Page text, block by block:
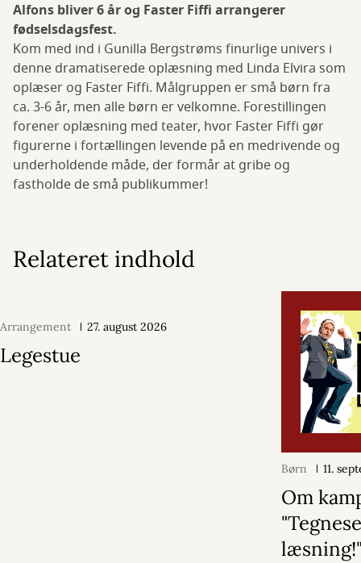
Alfons bliver 6 år og Faster Fiffi arrangerer
fødselsdagsfest.
Kom med ind i Gunilla Bergstrøms finurlige univers i
denne dramatiserede oplæsning med Linda Elvira som
oplæser og Faster Fiffi. Målgruppen er små børn fra
ca. 3-6 år, men alle børn er velkomne. Forestillingen
forener oplæsning med teater, hvor Faster Fiffi gør
figurerne i fortællingen levende på en medrivende og
underholdende måde, der formår at gribe og
fastholde de små publikummer!
Relateret indhold
Arrangement 27. august 2026
Legestue
Børn 11.
Om